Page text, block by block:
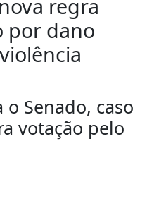
regra
por dano
Senado, caso
votação pelo